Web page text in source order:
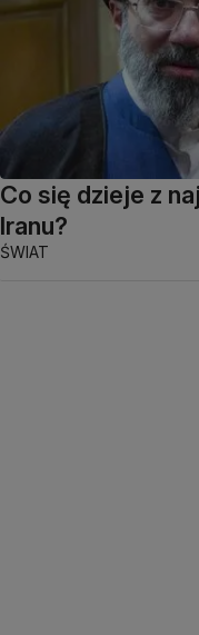
Co się dzieje z
Iranu?
ŚWIAT